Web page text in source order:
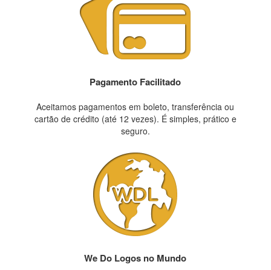
Pagamento Facilitado
Aceitamos pagamentos em boleto, transferência ou
cartão de crédito (até 12 vezes). É simples, prático e
seguro.
We Do Logos no Mundo